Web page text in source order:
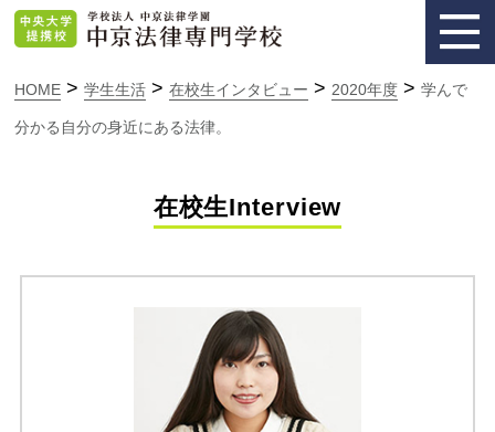
HOME >学生生活 >在校生インタビュー > 2020年度 >学んで
分かる自分の身近にある法律。
在校生Interview